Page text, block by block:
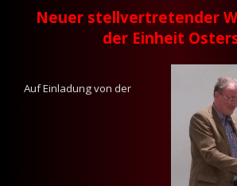
Neuer stellvertretender
der Einheit
Auf Einladung von der